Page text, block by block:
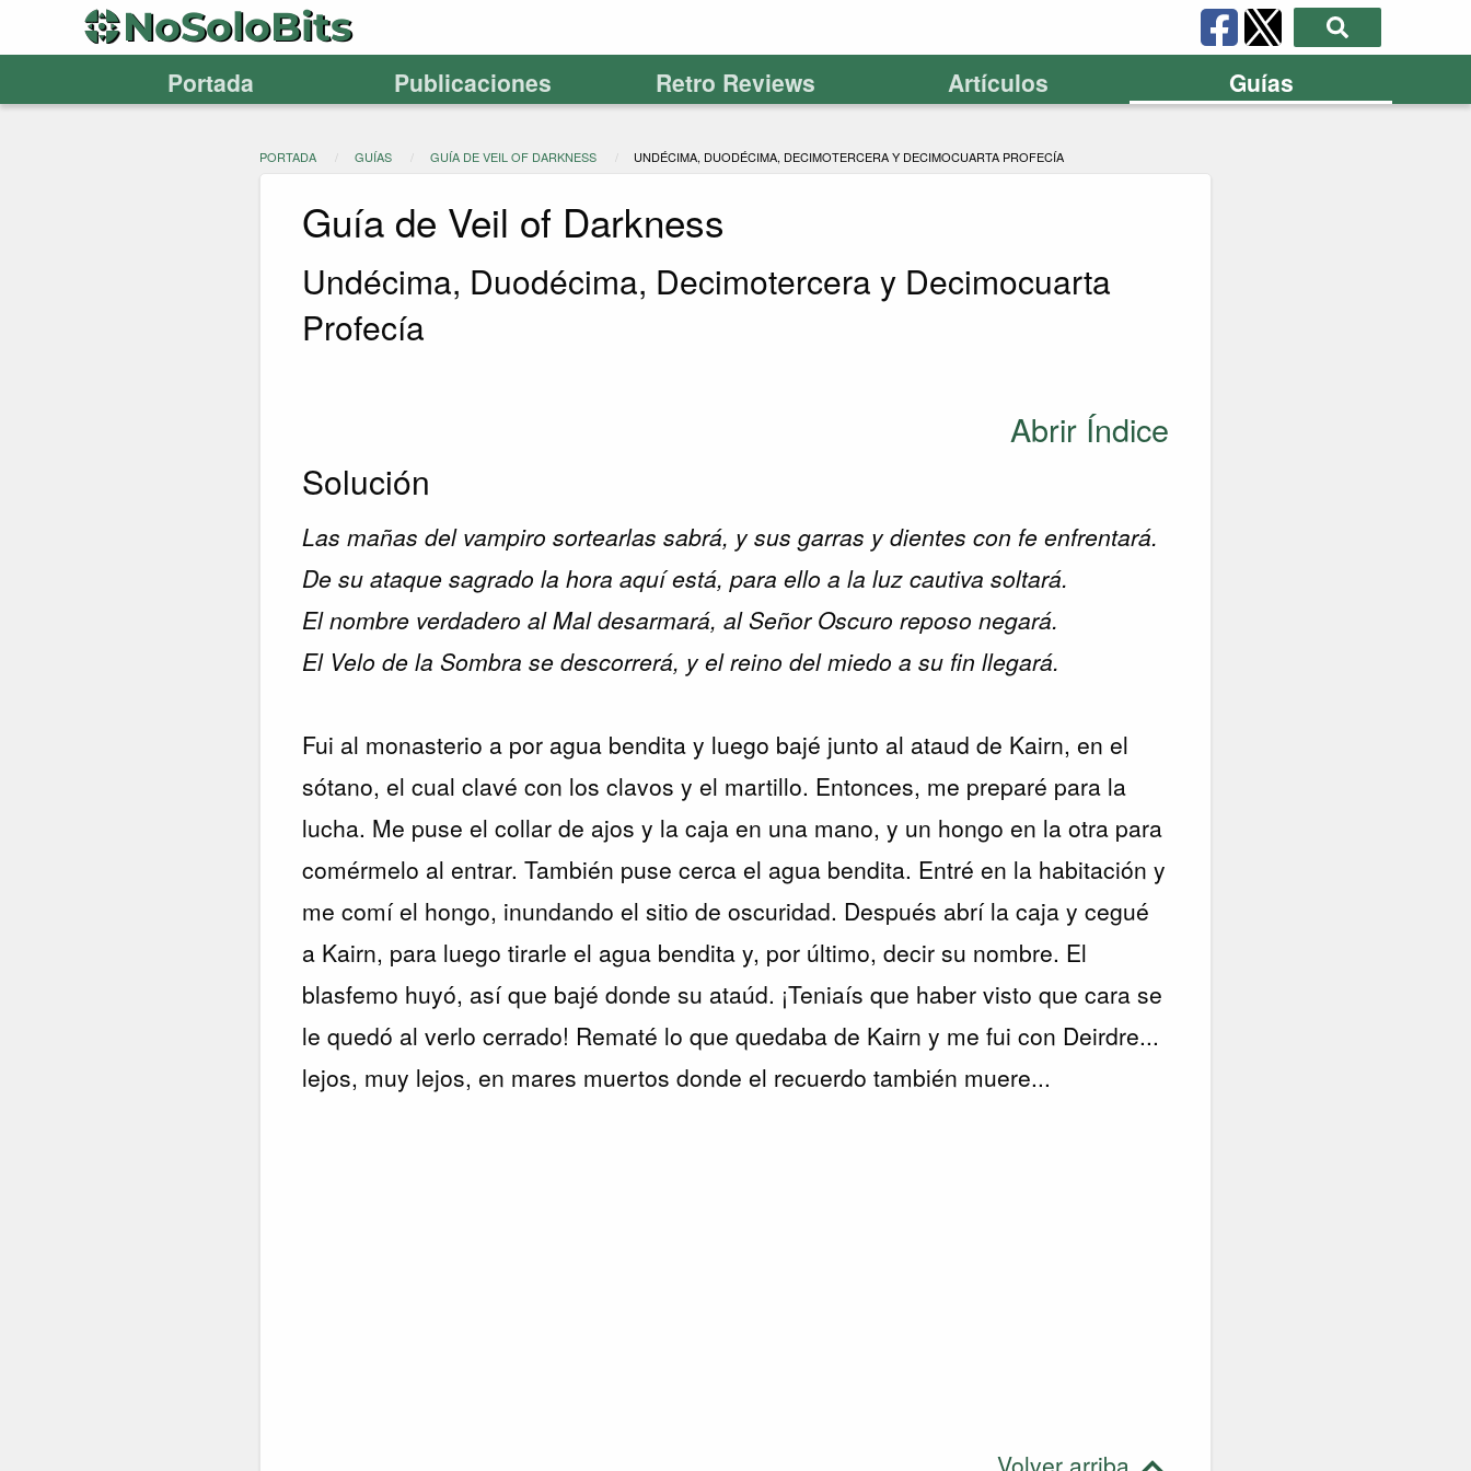
Portada Publicaciones Retro Reviews Artículos Guías
PORTADA GUÍAS GUÍA DE VEIL OF DARKNESS UNDÉCIMA, DUODÉCIMA, DECIMOTERCERA Y DECIMOCUARTA PROFECÍA
Guía de Veil of Darkness
Undécima, Duodécima, Decimotercera y Decimocuarta
Profecía
Abrir Índice
Solución
Las mañas del vampiro sortearlas sabrá, y sus garras y dientes con fe enfrentará.
De su ataque sagrado la hora aquí está, para ello a la luz cautiva soltará.
El nombre verdadero al Mal desarmará, al Señor Oscuro reposo negará.
El Velo de la Sombra se descorrerá, y el reino del miedo a su fin llegará.
Fui al monasterio a por agua bendita y luego bajé junto al ataud de Kairn, en el
sótano, el cual clavé con los clavos y el martillo. Entonces, me preparé para la
lucha. Me puse el collar de ajos y la caja en una mano, y un hongo en la otra para
comérmelo al entrar. También puse cerca el agua bendita. Entré en la habitación y
me comí el hongo, inundando el sitio de oscuridad. Después abrí la caja y cegué
a Kairn, para luego tirarle el agua bendita y, por último, decir su nombre. El
blasfemo huyó, así que bajé donde su ataúd. ¡Teniaís que haber visto que cara se
le quedó al verlo cerrado! Rematé lo que quedaba de Kairn y me fui con Deirdre...
lejos, muy lejos, en mares muertos donde el recuerdo también muere...